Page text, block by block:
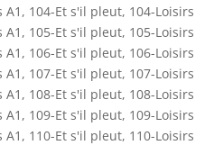
A1 , 104-Et s'il pleut, 104-Loisirs
A1 , 105-Et s'il pleut, 105-Loisirs
A1 , 106-Et s'il pleut, 106-Loisirs
A1 , 107-Et s'il pleut, 107-Loisirs
A1 , 108-Et s'il pleut, 108-Loisirs
A1 , 109-Et s'il pleut, 109-Loisirs
A1 , 110-Et s'il pleut, 110-Loisirs